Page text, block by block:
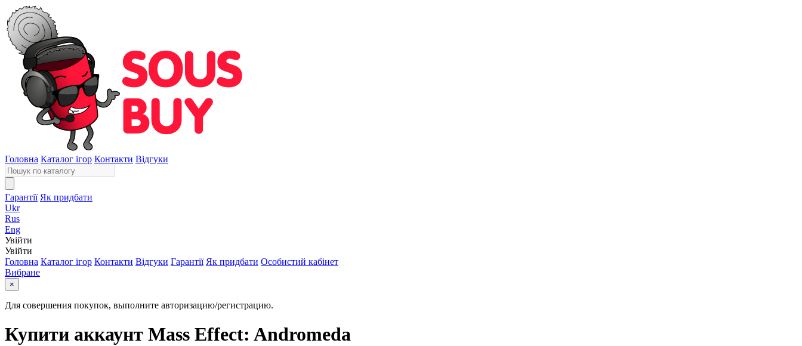
Головна Каталог ігор Контакти Відгуки
Гарантії Як придбати
Ukr
Rus
Eng
Увійти
Увійти
Головна Каталог ігор Контакти Відгуки Гарантії Як придбати Особистий кабінет
Вибране
×
Для совершения покупок, выполните авторизацию/регистрацию.
Купити аккаунт Mass Effect: Andromeda